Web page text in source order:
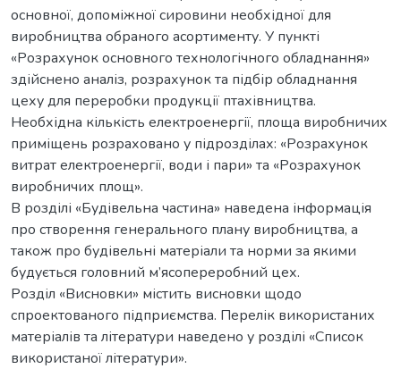
основної, допоміжної сировини необхідної для
виробництва обраного асортименту. У пункті
«Розрахунок основного технологічного обладнання»
здійснено аналіз, розрахунок та підбір обладнання
цеху для переробки продукції птахівництва.
Необхідна кількість електроенергії, площа виробничих
приміщень розраховано у підрозділах: «Розрахунок
витрат електроенергії, води і пари» та «Розрахунок
виробничих площ».
В розділі «Будівельна частина» наведена інформація
про створення генерального плану виробництва, а
також про будівельні матеріали та норми за якими
будується головний м’ясопереробний цех.
Розділ «Висновки» містить висновки щодо
спроектованого підприємства. Перелік використаних
матеріалів та літератури наведено у розділі «Список
використаної літератури».